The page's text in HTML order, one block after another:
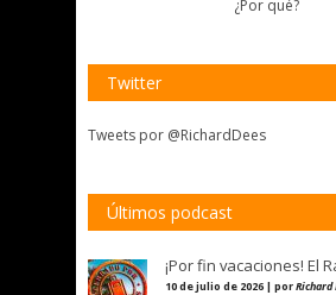
¿Por qué?
Twitter
Tweets por @RichardDees
Últimos podcast
¡Por fin vacaciones! El
10 de julio de 2026 | porRichard